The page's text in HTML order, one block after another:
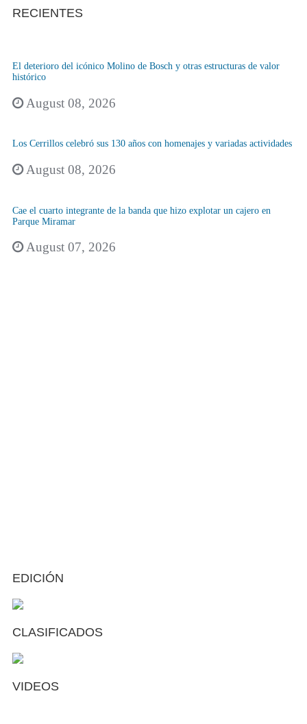
RECIENTES
El deterioro del icónico Molino de Bosch y otras estructuras de valor
histórico
August 08, 2026
Los Cerrillos celebró sus 130 años con homenajes y variadas actividades
August 08, 2026
Cae el cuarto integrante de la banda que hizo explotar un cajero en
Parque Miramar
August 07, 2026
EDICIÓN
CLASIFICADOS
VIDEOS